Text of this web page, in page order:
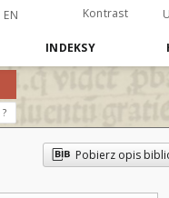
EN Kontrast
INDEKSY
?
Pobierz opis